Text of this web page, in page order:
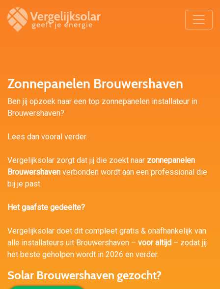
Zonnepanelen Brouwershaven
Ben jij opzoek naar een top zonnepanelen installateur in
Brouwershaven?
Lees dan vooral verder.
Vergelijksolar zorgt dat jij die zoekt naar zonnepanelen
Brouwershaven verbonden wordt aan een professional die
bij je past.
Het gaafste gedeelte?
Vergelijksolar doet dit compleet gratis & onafhankelijk van
alle installateurs uit Brouwershaven – voor altijd – zodat jij
het beste geholpen wordt in 2026 en verder.
Solar Brouwershaven gezocht?